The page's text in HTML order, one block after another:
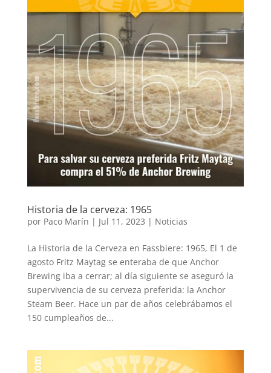
Historia de la cerveza: 1965
por Paco Marín | Jul 11, 2023 | Noticias
La Historia de la Cerveza en Fassbiere: 1965, El 1 de
agosto Fritz Maytag se enteraba de que Anchor
Brewing iba a cerrar; al día siguiente se aseguró la
supervivencia de su cerveza preferida: la Anchor
Steam Beer. Hace un par de años celebrábamos el
150 cumpleaños de...